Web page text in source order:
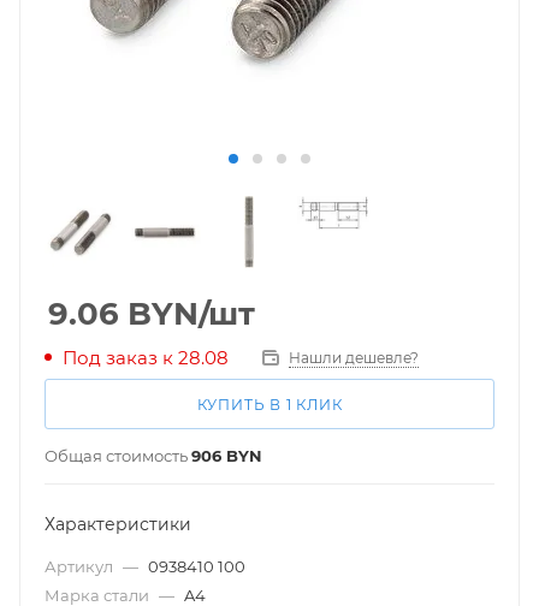
9.06 BYN/шт
Под заказ к 28.08 Нашли дешевле?
КУПИТЬ В 1 КЛИК
Общая стоимость906 BYN
Характеристики
Артикул — 0938410 100
Марка стали — A4